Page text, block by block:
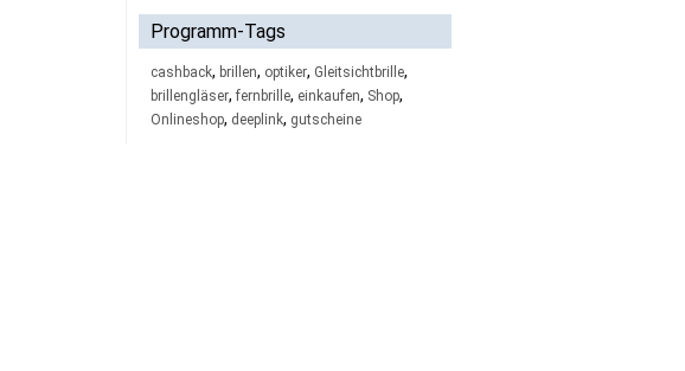
Programm-Tags
cashback, brillen, optiker, Gleitsichtbrille,
brillengläser, fernbrille, einkaufen, Shop,
Onlineshop, deeplink, gutscheine